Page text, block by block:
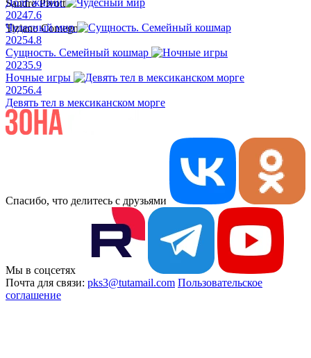
Sandro Pivotti
Tiziano Comegna
20247.6
Чудесный мир
20254.8
Сущность. Семейный кошмар
20235.9
Ночные игры
20256.4
Девять тел в мексиканском морге
Спасибо, что делитесь с друзьями
Мы в соцсетях
Почта для связи: pks3@tutamail.com Пользовательское
соглашение